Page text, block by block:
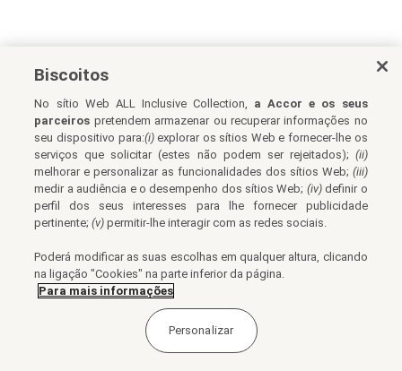
Biscoitos
No sítio Web ALL Inclusive Collection, a Accor e os seus
parceiros pretendem armazenar ou recuperar informações no
seu dispositivo para:(i)explorar os sítios Web e fornecer-lhe os
serviços que solicitar (estes não podem ser rejeitados); (ii)
melhorar e personalizar as funcionalidades dos sítios Web; (iii)
medir a audiência e o desempenho dos sítios Web; (iv)definir o
perfil dos seus interesses para lhe fornecer publicidade
pertinente;(v) permitir-lhe interagir com as redes sociais.
Poderá modificar as suas escolhas em qualquer altura, clicando
na ligação "Cookies" na parte inferior da página.
Para mais informações
Personalizar